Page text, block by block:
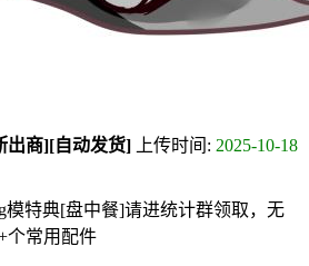
出商][自动发货] 上传时间: 2025-10-18
模特典[盘中餐]请进统计群领取，无
个常用配件